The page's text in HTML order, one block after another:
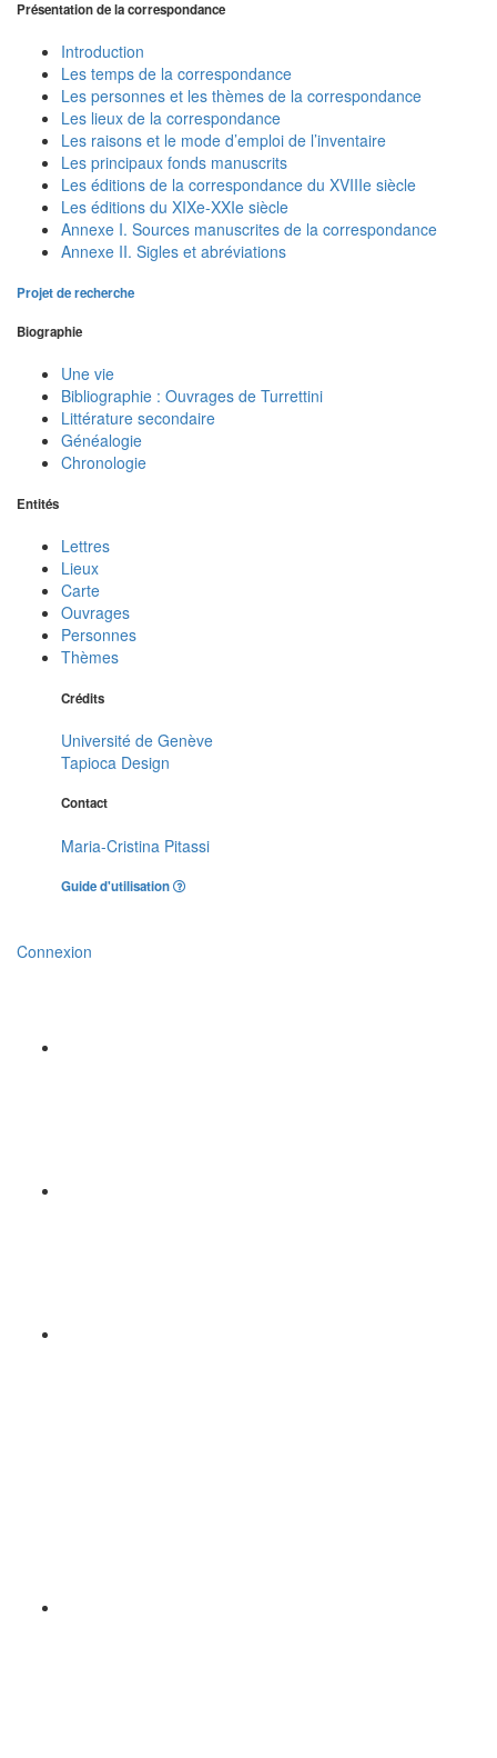
Présentation de la correspondance
Introduction
Les temps de la correspondance
Les personnes et les thèmes de la correspondance
Les lieux de la correspondance
Les raisons et le mode d’emploi de l’inventaire
Les principaux fonds manuscrits
Les éditions de la correspondance du XVIIIe siècle
Les éditions du XIXe-XXIe siècle
Annexe I. Sources manuscrites de la correspondance
Annexe II. Sigles et abréviations
Projet de recherche
Biographie
Une vie
Bibliographie : Ouvrages de Turrettini
Littérature secondaire
Généalogie
Chronologie
Entités
Lettres
Lieux
Carte
Ouvrages
Personnes
Thèmes
Crédits
Université de Genève
Tapioca Design
Contact
Maria-Cristina Pitassi
Guide d'utilisation
Connexion